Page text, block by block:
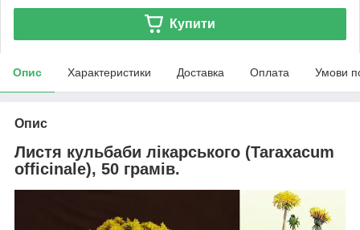
Купити
Опис Характеристики Доставка Оплата Умови
Опис
Листя кульбаби лікарського (Taraxacum
officinale), 50 грамів.